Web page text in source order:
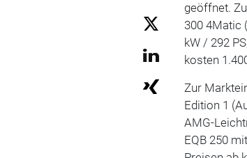
geöffnet.
300 4Matic
kW / 292
kosten
Zur
Edition 1
AMG-
EQB 250